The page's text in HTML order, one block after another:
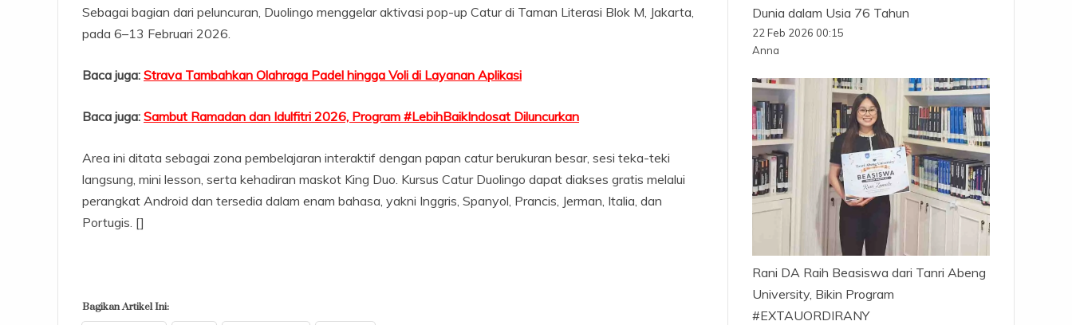
Sebagai bagian dari peluncuran, Duolingo menggelar aktivasi pop-up Catur di Taman Literasi Blok M, Jakarta,
pada 6–13 Februari 2026.
Baca juga: Strava Tambahkan Olahraga Padel hingga Voli di Layanan Aplikasi
Baca juga: Sambut Ramadan dan Idulfitri 2026, Program #LebihBaikIndosat Diluncurkan
Area ini ditata sebagai zona pembelajaran interaktif dengan papan catur berukuran besar, sesi teka-teki
langsung, mini lesson, serta kehadiran maskot King Duo. Kursus Catur Duolingo dapat diakses gratis melalui
perangkat Android dan tersedia dalam enam bahasa, yakni Inggris, Spanyol, Prancis, Jerman, Italia, dan
Portugis. []
Bagikan Artikel Ini:
Dunia dalam Usia 76 Tahun
22 Feb 2026 00:15
Anna
Rani DA Raih Beasiswa dari Tanri Abeng
University, Bikin Program
#EXTAUORDIRANY